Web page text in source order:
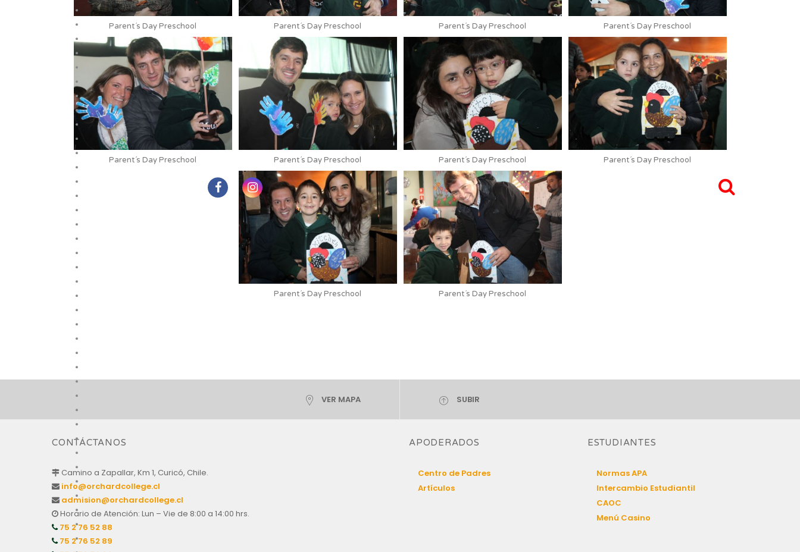
Parent´s Day Preschool Parent´s Day Preschool Parent´s Day Preschool Parent´s Day Preschool
Parent´s Day Preschool Parent´s Day Preschool Parent´s Day Preschool Parent´s Day Preschool
Parent´s Day Preschool Parent´s Day Preschool
VER MAPA SUBIR
CONTÁCTANOS
Camino a Zapallar, Km 1, Curicó, Chile.
info@orchardcollege.cl
admision@orchardcollege.cl
Horario de Atención: Lun – Vie de 8:00 a 14:00 hrs.
75 2 76 52 88
75 2 76 52 89
APODERADOS
Centro de Padres
Artículos
ESTUDIANTES
Normas APA
Intercambio Estudiantil
CAOC
Menú Casino